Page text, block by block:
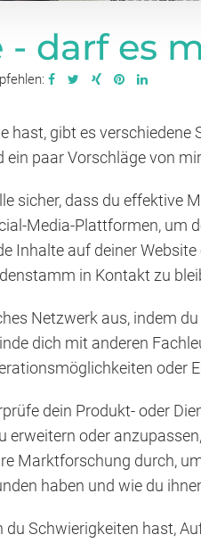
darf es
hast, gibt es verschiedene
ein paar Vorschläge von
sicher, dass du effektive
Media-Plattformen, um
Inhalte auf deiner
in Kontakt zu
Netzwerk aus, indem
dich mit anderen
oder
dein Produkt- oder
erweitern oder
Marktforschung durch,
haben und wie du
du Schwierigkeiten hast,